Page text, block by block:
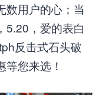
数用户的心；当
5.20，爱的表白
反击式石头破
您来选！